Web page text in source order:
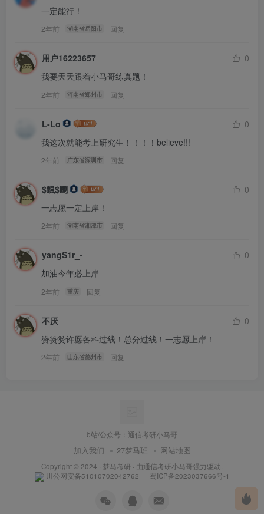
第7小题考察
件；
第二大题计算题
离散时间因果线性时不变系统的线性性质，利用性质求
解零输入响应以及对应的零状态响应，很经典的一道题；
考察根据系统函数求解系统对应的差分方程系统函数的零极
点和收敛域以及判断系统的稳定性，求解零状态响应和零输
第四大题计算题
了系统框图求解信号的系统函数，稳定性判断，并且画
出冲激响应的大致波形；
第五大题计算题
经过理想带通滤波器后系统的输出的频谱图以及时域表
一定能行！
2年前 湖南省岳阳市 回复
用户16223657
0
我要天天跟着小马哥练真题！
2年前 河南省郑州市 回复
L-Lo
0
我这次就能考上研究生！！！！believe!!!
2年前 广东省深圳市 回复
$飄$䬟
0
一志愿一定上岸！
2年前 湖南省湘潭市 回复
yangS1r_-
0
加油今年必上岸
2年前 重庆 回复
不厌
0
赞赞赞许愿各科过线！总分过线！一志愿上岸！
2年前 山东省德州市 回复
b站/公众号：通信考研小马哥
加入我们 27梦马班 网站地图
Copyright © 2024 · 梦马考研 · 由通信考研小马哥强力驱动.
川公网安备51010702042762
蜀ICP备2023037666号-1